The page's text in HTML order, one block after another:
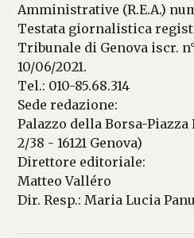
Amministrative (R.E.A.)
Testata giornalistica
Tribunale di Genova iscr.
10/06/2021.
Tel.: 010-85.68.314
Sede redazione:
Palazzo della Borsa-
2/38 - 16121 Genova)
Direttore editoriale:
Matteo Valléro
Dir. Resp.: Maria Lucia